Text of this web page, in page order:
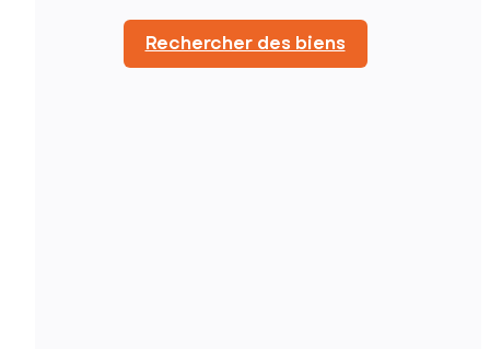
Rechercher des biens